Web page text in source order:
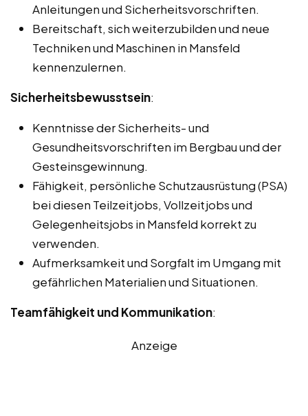
Anleitungen und Sicherheitsvorschriften.
Bereitschaft, sich weiterzubilden und neue
Techniken und Maschinen in Mansfeld
kennenzulernen.
Sicherheitsbewusstsein:
Kenntnisse der Sicherheits- und
Gesundheitsvorschriften im Bergbau und der
Gesteinsgewinnung.
Fähigkeit, persönliche Schutzausrüstung (PSA)
bei diesen Teilzeitjobs, Vollzeitjobs und
Gelegenheitsjobs in Mansfeld korrekt zu
verwenden.
Aufmerksamkeit und Sorgfalt im Umgang mit
gefährlichen Materialien und Situationen.
Teamfähigkeit und Kommunikation:
Anzeige